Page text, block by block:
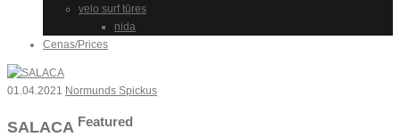
velo surf tūres
nida
Cenas/Prices
01.04.2021 Normunds Spickus
SALACA Featured